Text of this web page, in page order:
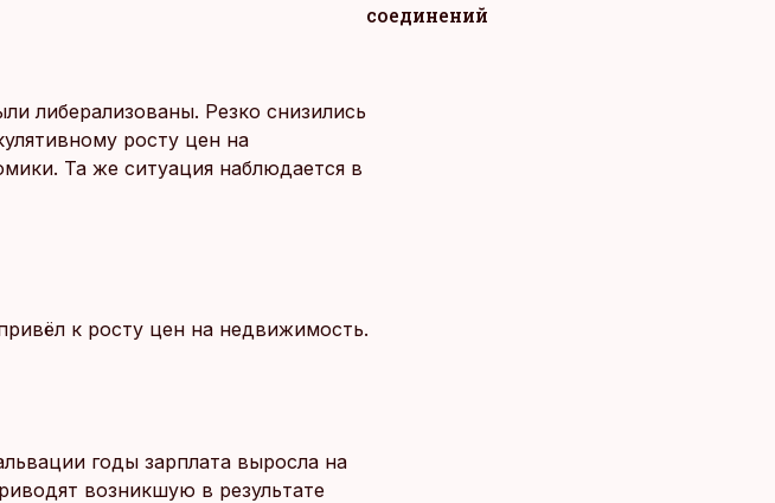
соединений
либерализованы. Резко снизились
росту цен на
Та же ситуация наблюдается в
к росту цен на недвижимость.
годы зарплата выросла на
возникшую в результате